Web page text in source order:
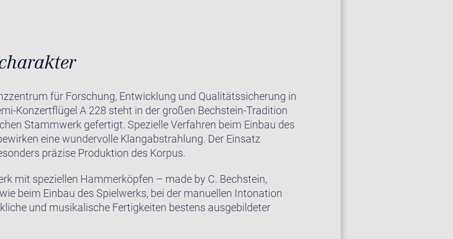
für Forschung, Entwicklung und Qualitätssicherung in
Konzertflügel A 228 steht in der großen Bechstein-Tradition
Stammwerk gefertigt. Spezielle Verfahren beim Einbau des
eine wundervolle Klangabstrahlung. Der Einsatz
präzise Produktion des Korpus.
mit speziellen Hammerköpfen – made by C. Bechstein,
beim Einbau des Spielwerks, bei der manuellen Intonation
und musikalische Fertigkeiten bestens ausgebildeter